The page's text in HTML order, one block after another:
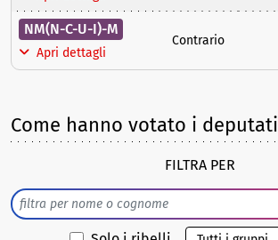
NM(N-C-U-I)-M
Apri dettagli
Contrario
Come hanno votato i deputati
FILTRA PER